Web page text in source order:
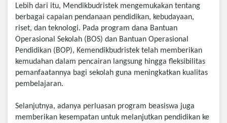
Lebih dari itu, Mendikbudristek mengemukakan tentang
berbagai capaian pendanaan pendidikan, kebudayaan,
riset, dan teknologi. Pada program dana Bantuan
Operasional Sekolah (BOS) dan Bantuan Operasional
Pendidikan (BOP), Kemendikbudristek telah memberikan
kemudahan dalam pencairan langsung hingga fleksibilitas
pemanfaatannya bagi sekolah guna meningkatkan kualitas
pembelajaran.
Selanjutnya, adanya perluasan program beasiswa juga
memberikan kesempatan untuk melanjutkan pendidikan ke